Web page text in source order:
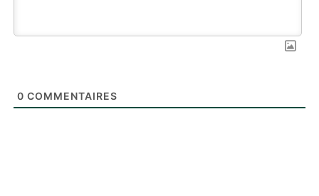
0 COMMENTAIRES